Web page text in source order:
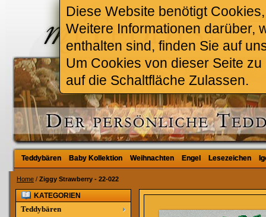
Teddybären Baby Kollektion Weihnachten Engel Lesezeichen
Teddybären Baby Kollektion Weihnachten Engel Lesezeichen
Home / Ziggy Strawberry - 22-022
KATEGORIEN
Teddybären
Diese Website benötigt
Weitere Informationen darüber,
enthalten sind, finden Sie auf
Um Cookies von dieser Seite
auf die Schaltfläche Zulassen.